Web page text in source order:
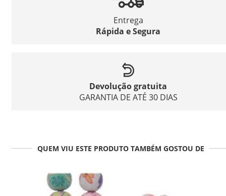
Entrega
Rápida e Segura
Devolução gratuita
GARANTIA DE ATÉ 30 DIAS
QUEM VIU ESTE PRODUTO TAMBÉM GOSTOU DE